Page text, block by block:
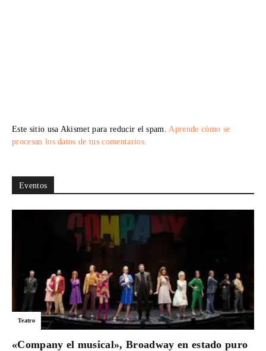
Este sitio usa Akismet para reducir el spam.Aprende cómo se
procesan los datos de tus comentarios.
Eventos
Teatro
«Company el musical», Broadway en estado puro